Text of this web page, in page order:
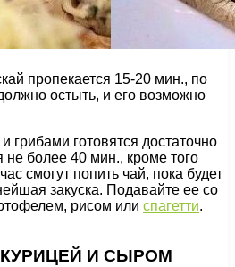
пропекается 15-20 мин., по
остыть, и его возможно
грибами готовятся достаточно
не более 40 мин., кроме того
смогут попить чай, пока будет
закуска. Подавайте ее со
рисом или спагетти.
И СЫРОМ